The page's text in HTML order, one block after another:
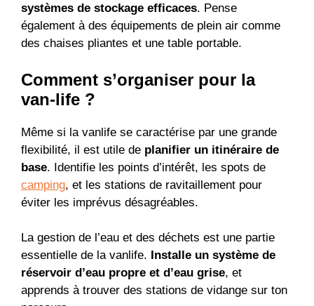
systèmes de stockage efficaces. Pense
également à des équipements de plein air comme
des chaises pliantes et une table portable.
Comment s’organiser pour la
van-life ?
Même si la vanlife se caractérise par une grande
flexibilité, il est utile de planifier un itinéraire de
base. Identifie les points d’intérêt, les spots de
camping, et les stations de ravitaillement pour
éviter les imprévus désagréables.
La gestion de l’eau et des déchets est une partie
essentielle de la vanlife.
Installe un système de
réservoir d’eau propre et d’eau grise, et
apprends à trouver des stations de vidange sur ton